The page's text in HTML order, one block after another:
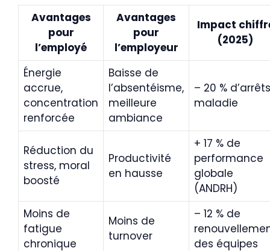
Avantages
pour
l’employé
Avantages
pour
l’employeur
Impact
(2025)
Énergie
accrue,
concentration
renforcée
Baisse de
l’absentéisme,
meilleure
ambiance
– 20 % d’arrêts
maladie
Réduction du
stress, moral
boosté
Productivité
en hausse
+ 17 % de
performance
globale
(ANDRH)
Moins de
fatigue
chronique
Moins de
turnover
– 12 % de
des équipes